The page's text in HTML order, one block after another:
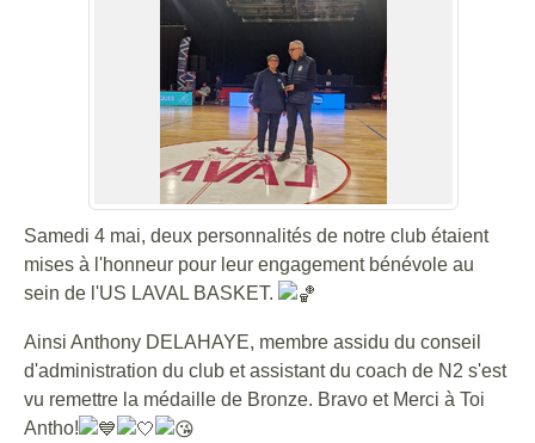
Samedi 4 mai, deux personnalités de notre club étaient
mises à l'honneur pour leur engagement bénévole au
sein de l'US LAVAL BASKET.
Ainsi Anthony DELAHAYE, membre assidu du conseil
d'administration du club et assistant du coach de N2 s'est
vu remettre la médaille de Bronze. Bravo et Merci à Toi
Antho!